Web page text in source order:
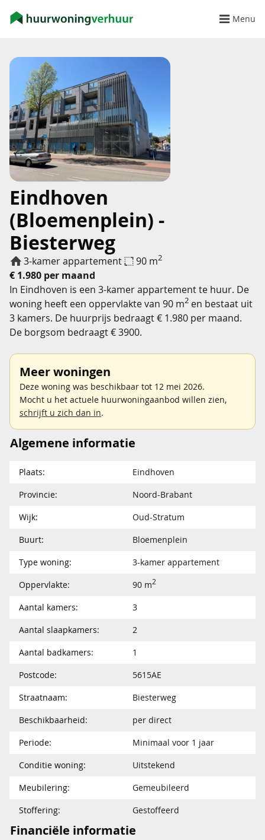
Menu
Eindhoven
(Bloemenplein) -
Biesterweg
3-kamer appartement 90 m2
€ 1.980 per maand
In Eindhoven is een 3-kamer appartement te huur. De
woning heeft een oppervlakte van 90 m2 en bestaat uit
3 kamers. De huurprijs bedraagt € 1.980 per maand.
De borgsom bedraagt € 3900.
Meer woningen
Deze woning was beschikbaar tot 12 mei 2026.
Mocht u het actuele huurwoningaanbod willen zien,
schrijft u zich dan in.
Algemene informatie
Plaats:
Eindhoven
Provincie:
Noord-Brabant
Wijk:
Oud-Stratum
Buurt:
Bloemenplein
Type woning:
3-kamer appartement
Oppervlakte:
90 m2
Aantal kamers:
3
Aantal slaapkamers:
2
Aantal badkamers:
1
Postcode:
5615AE
Straatnaam:
Biesterweg
Beschikbaarheid:
per direct
Periode:
Minimaal voor 1 jaar
Conditie woning:
Uitstekend
Meubilering:
Gemeubileerd
Stoffering:
Gestoffeerd
Financiële informatie